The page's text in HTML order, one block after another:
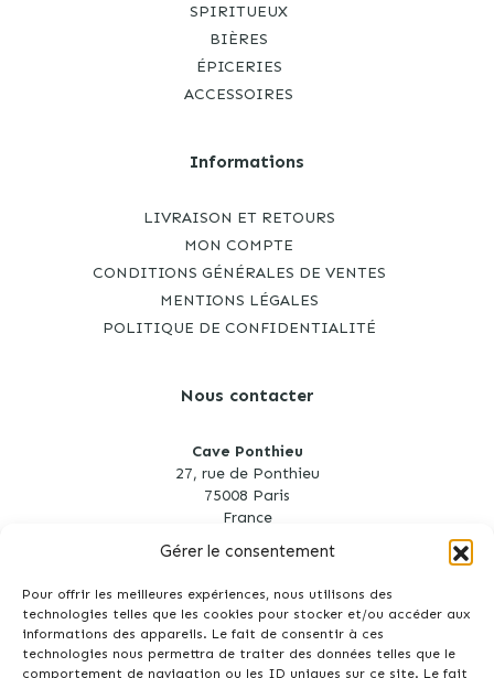
Gérer le consentement
Pour offrir les meilleures expériences, nous utilisons des
technologies telles que les cookies pour stocker et/ou accéder aux
informations des appareils. Le fait de consentir à ces
technologies nous permettra de traiter des données telles que le
comportement de navigation ou les ID uniques sur ce site. Le fait
SPIRITUEUX
BIÈRES
ÉPICERIES
ACCESSOIRES
Informations
LIVRAISON ET RETOURS
MON COMPTE
CONDITIONS GÉNÉRALES DE VENTES
MENTIONS LÉGALES
POLITIQUE DE CONFIDENTIALITÉ
Nous contacter
Cave Ponthieu
27, rue de Ponthieu
75008 Paris
France
cave.ponthieu@gmail.com